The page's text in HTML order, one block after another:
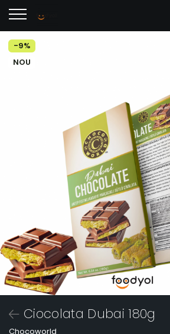
-9%
NOU
Ciocolata Dubai 180g
Chocoworld